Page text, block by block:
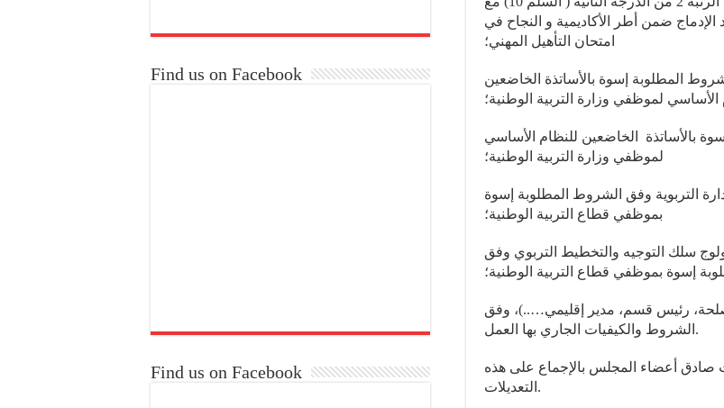
الإدماج ضمن أطر الأكاديمية و النجاح في
امتحان التأهيل المهني؛
المطلوبة إسوة بالأساتذة الخاضعين
الأساسي لموظفي وزارة التربية الوطنية؛
بالأساتذة الخاضعين للنظام الأساسي
لموظفي وزارة التربية الوطنية؛
التربوية وفق الشروط المطلوبة إسوة
بموظفي قطاع التربية الوطنية؛
سلك التوجيه والتخطيط التربوي وفق
إسوة بموظفي قطاع التربية الوطنية؛
رئيس قسم، مدير إقليمي…..)، وفق
الشروط والكيفيات الجاري بها العمل.
صادق أعضاء المجلس بالإجماع على هذه
التعديلات.
Find us on Facebook
Find us on Facebook